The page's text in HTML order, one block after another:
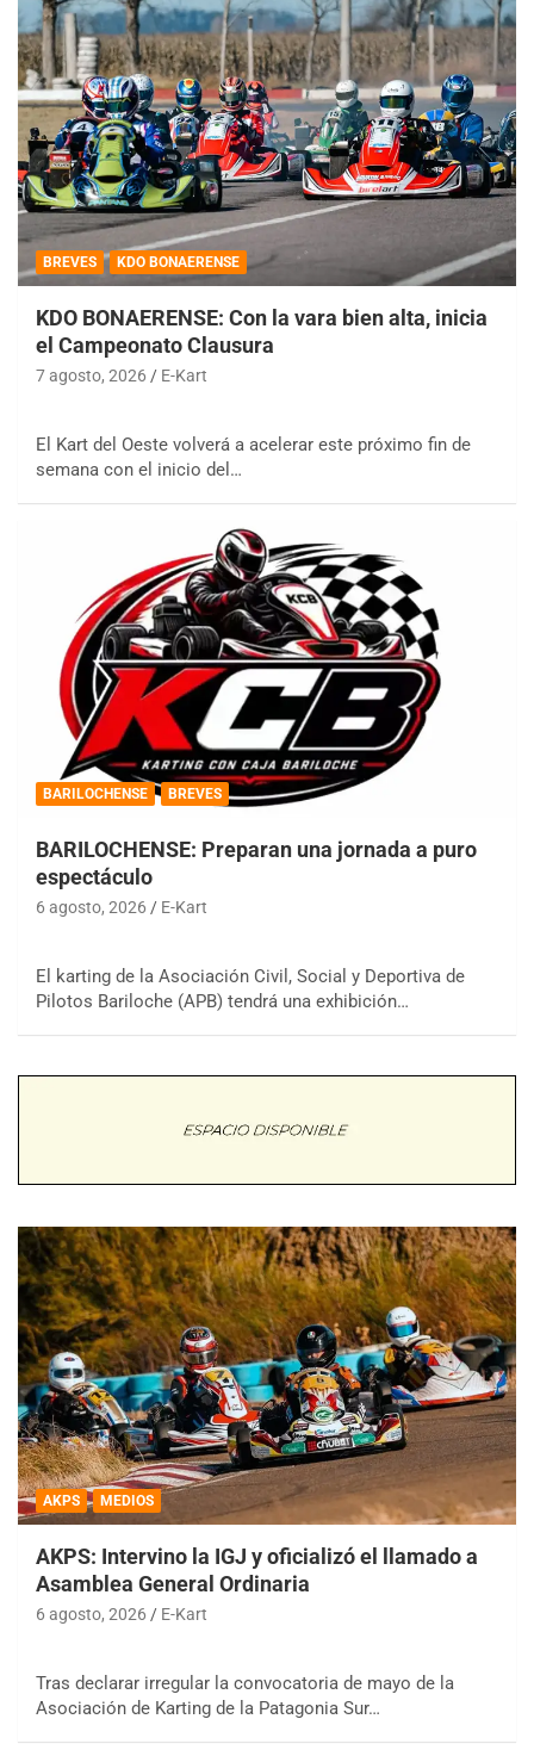
BREVES KDO BONAERENSE
KDO BONAERENSE: Con la vara bien alta, inicia
el Campeonato Clausura
7 agosto, 2026 E-Kart
El Kart del Oeste volverá a acelerar este próximo fin de
semana con el inicio del…
BARILOCHENSE BREVES
BARILOCHENSE: Preparan una jornada a puro
espectáculo
6 agosto, 2026 E-Kart
El karting de la Asociación Civil, Social y Deportiva de
Pilotos Bariloche (APB) tendrá una exhibición…
AKPS MEDIOS
AKPS: Intervino la IGJ y oficializó el llamado a
Asamblea General Ordinaria
6 agosto, 2026 E-Kart
Tras declarar irregular la convocatoria de mayo de la
Asociación de Karting de la Patagonia Sur…